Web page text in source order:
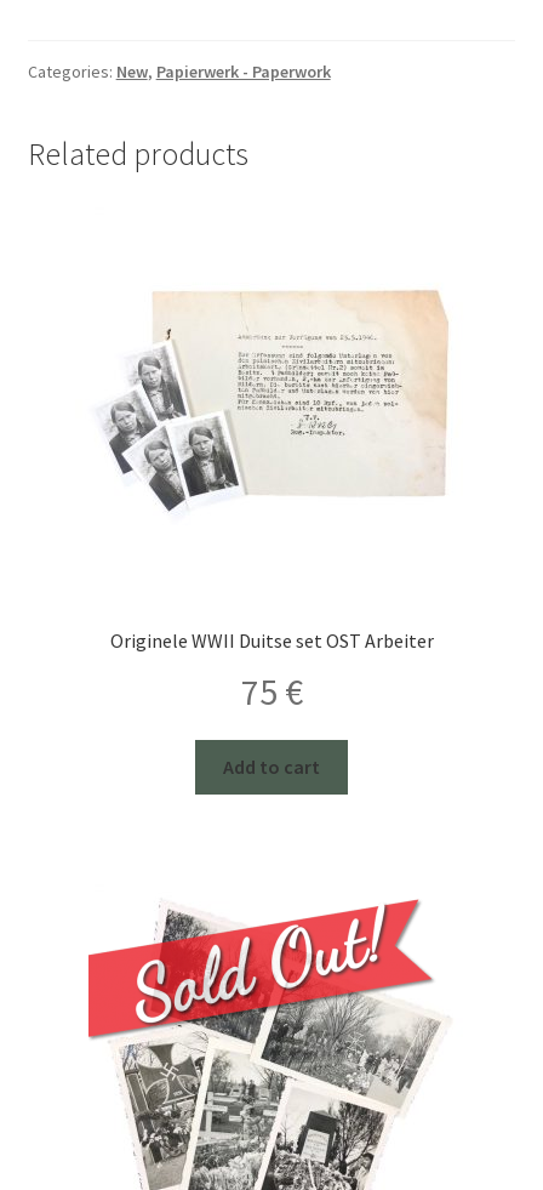
sheet
Categories: New, Papierwerk - Paperwork
Related products
Originele WWII Duitse set OST Arbeiter
75 €
Add to cart